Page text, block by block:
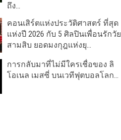
ถึง...
คอนเสิร์ตแห่งประวัติศาสตร์ ที่สุด
แห่งปี 2026 กับ 5 ศิลปินเพื่อนรักวัย
สามสิบ ยอดมงกุฎแห่งยุ...
การกลับมาที่ไม่มีใครเชื่อของ ลิ
โอเนล เมสซี่ บนเวทีฟุตบอลโลก...